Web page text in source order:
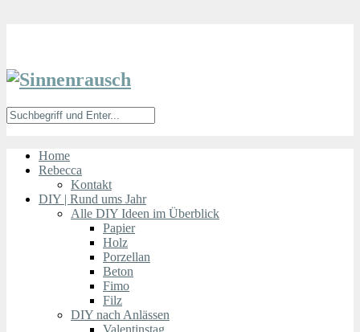
Home
Rebecca
Kontakt
DIY | Rund ums Jahr
Alle DIY Ideen im Überblick
Papier
Holz
Porzellan
Beton
Fimo
Filz
DIY nach Anlässen
Valentinstag